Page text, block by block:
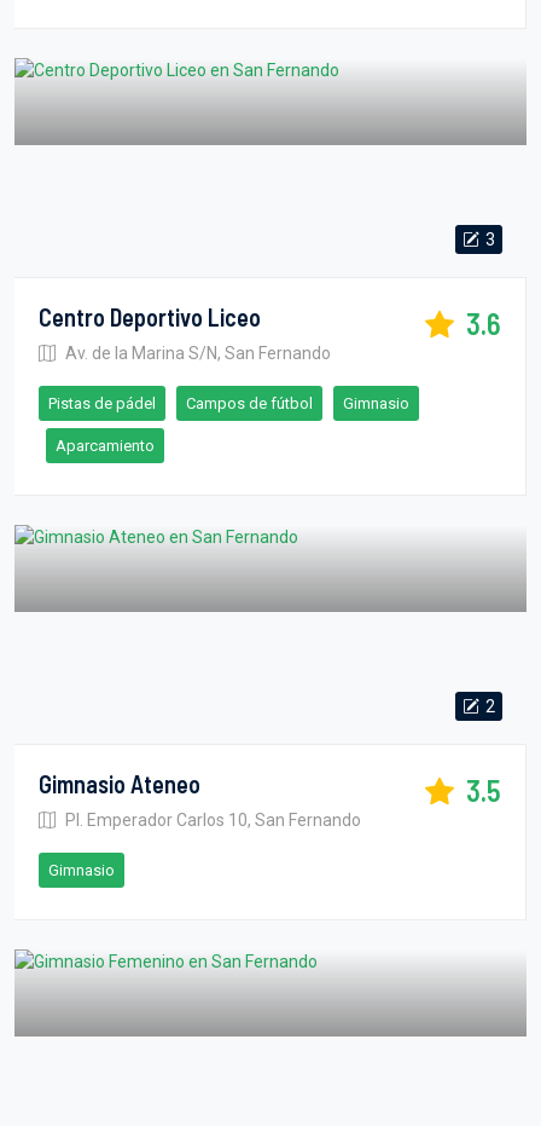
3
Centro Deportivo Liceo
Av. de la Marina S/N, San Fernando
3.6
Pistas de pádel Campos de fútbol Gimnasio
Aparcamiento
2
Gimnasio Ateneo
Pl. Emperador Carlos 10, San Fernando
3.5
Gimnasio